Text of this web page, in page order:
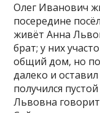
Олег Иванович
посередине
живёт Анна
брат; у них
общий дом, но
далеко и
получился
Львовна